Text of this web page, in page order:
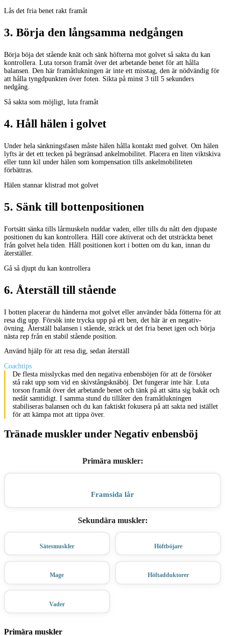
Lås det fria benet rakt framåt
3. Börja den långsamma nedgången
Börja böja det stående knät och sänk höfterna mot golvet så sakta du kan
kontrollera. Luta torson framåt över det arbetande benet för att hålla
balansen. Den här framåtlukningen är inte ett misstag, den är nödvändig för
att hålla tyngdpunkten över foten. Sikta på minst 3 till 5 sekunders
nedgång.
Så sakta som möjligt, luta framåt
4. Håll hälen i golvet
Under hela sänkningsfasen måste hälen hålla kontakt med golvet. Om hälen
lyfts är det ett tecken på begränsad ankelmobilitet. Placera en liten viktskiva
eller tunn kil under hälen som kompensation tills ankelmobiliteten
förbättras.
Hälen stannar klistrad mot golvet
5. Sänk till bottenpositionen
Fortsätt sänka tills lårmuskeln nuddar vaden, eller tills du nått den djupaste
positionen du kan kontrollera. Håll core aktiverat och det utsträckta benet
från golvet hela tiden. Håll positionen kort i botten om du kan, innan du
återställer.
Gå så djupt du kan kontrollera
6. Återställ till stående
I botten placerar du händerna mot golvet eller använder båda fötterna för att
resa dig upp. Försök inte trycka upp på ett ben, det här är en negativ-
övning. Återställ balansen i stående, sträck ut det fria benet igen och börja
nästa rep från en stabil stående position.
Använd hjälp för att resa dig, sedan återställ
Coachtips
De flesta misslyckas med den negativa enbensböjen för att de försöker
stå rakt upp som vid en skivstångsknäböj. Det fungerar inte här. Luta
torson framåt över det arbetande benet och tänk på att sätta sig bakåt och
nedåt samtidigt. I samma stund du tillåter den framåtlukningen
stabiliseras balansen och du kan faktiskt fokusera på att sakta ned istället
för att kämpa mot att tippa över.
Tränade muskler under Negativ enbensböj
Primära muskler:
Framsida lår
Sekundära muskler:
Sätesmuskler Höftböjare
Mage Höftadduktorer
Vader
Primära muskler